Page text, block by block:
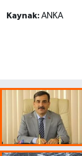
Kaynak: ANKA